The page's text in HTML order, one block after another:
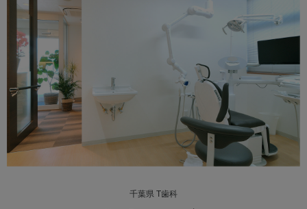
千葉県 T歯科